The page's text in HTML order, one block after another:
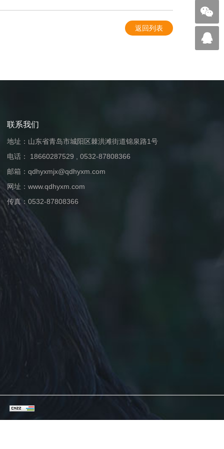
返回列表
联系我们
地址：山东省青岛市城阳区棘洪滩街道锦泉路1号
电话： 18660287529
0532-87808366
邮箱： qdhyxmjx@qdhyxm.com
网址： www.qdhyxm.com
传真：0532-87808366